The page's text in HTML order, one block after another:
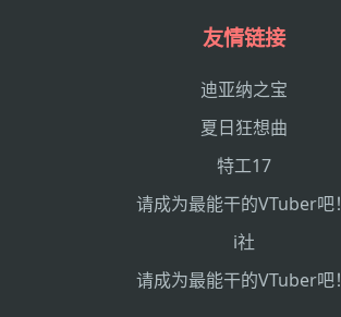
友情链接
迪亚纳之宝
夏日狂想曲
特工17
请成为最能干的VTuber吧！
i社
请成为最能干的VTuber吧！